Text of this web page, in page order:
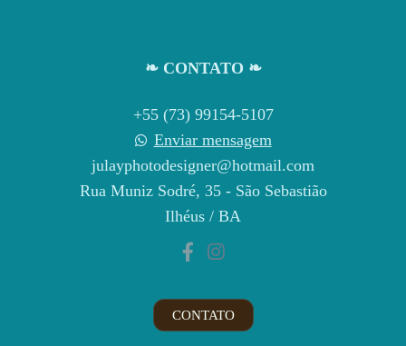
❧ CONTATO ❧
+55 (73) 99154-5107
Enviar mensagem
julayphotodesigner@hotmail.com
Rua Muniz Sodré, 35 - São Sebastião
Ilhéus / BA
CONTATO